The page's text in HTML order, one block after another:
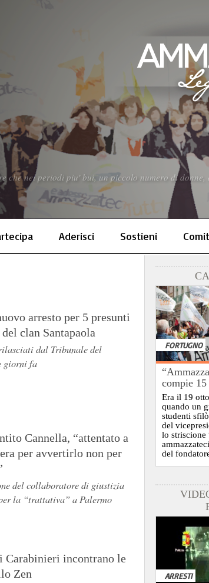
che nei periodi piu' bui, un piccolo numero di
Aderisci Sostieni
arresto per 5 presunti
clan Santapaola
dal Tribunale del
giorni fa
Cannella, “attentato a
per avvertirlo non per
del collaboratore di giustizia
la “trattativa” a Palermo
Carabinieri incontrano le
Zen
FORTUGNO
compie 15
Era il 19
quando un
studenti
del
lo striscione
del
ARRESTI